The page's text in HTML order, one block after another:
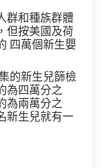
群和種族群體
但按美國及荷
四萬個新生嬰
的新生兒篩檢
為四萬分之
為兩萬分之
新生兒就有一